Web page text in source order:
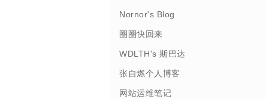
Nornor's Blog
圈圈快回来
WDLTH's 斯巴达
张自燃个人博客
网站运维笔记